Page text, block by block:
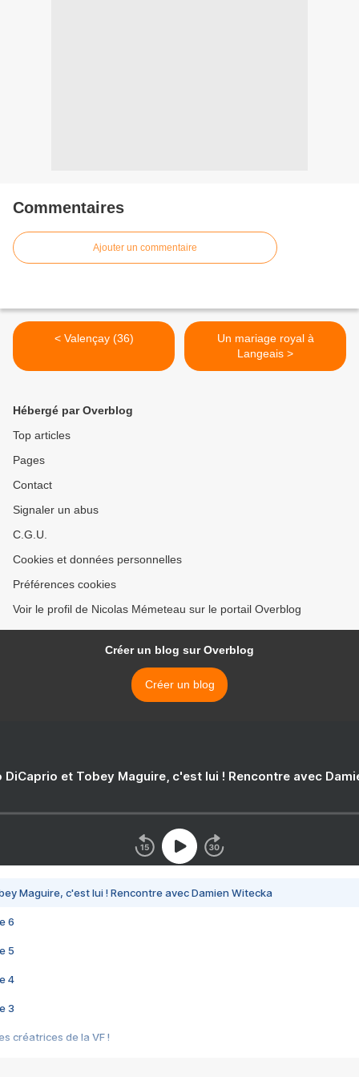
Commentaires
Ajouter un commentaire
< Valençay (36)
Un mariage royal à
Langeais >
Hébergé par Overblog
Top articles
Pages
Contact
Signaler un abus
C.G.U.
Cookies et données personnelles
Préférences cookies
Voir le profil de Nicolas Mémeteau sur le portail Overblog
Créer un blog sur Overblog
Créer un blog
DiCaprio et Tobey Maguire, c'est lui ! Rencontre avec
Maguire, c'est lui ! Rencontre avec Damien Witecka
6
5
4
3
créatrices de la VF !